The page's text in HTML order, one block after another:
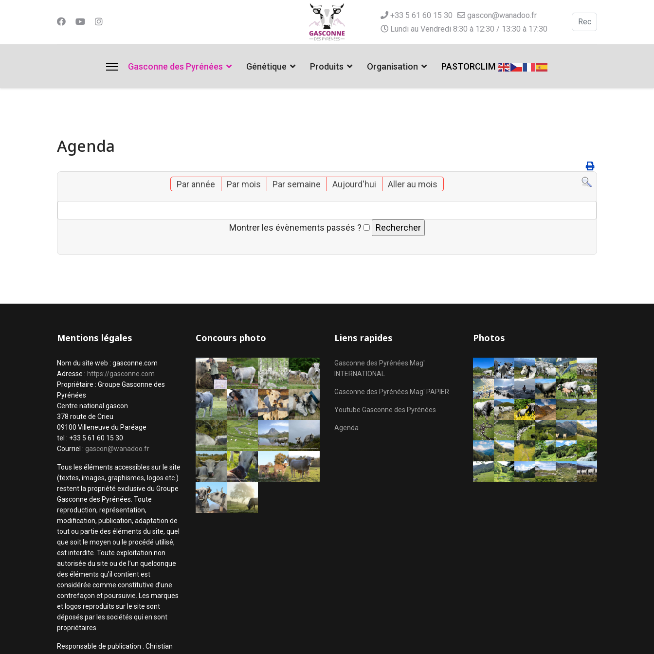
+33 5 61 60 15 30
gascon@wanadoo.fr
Lundi au Vendredi 8:30 à 12:30 / 13:30 à 17:30
Valider
Gasconne des Pyrénées Génétique Produits Organisation PASTORCLIM
Agenda
Par année Par mois Par semaine Aujourd'hui Aller au mois
Montrer les évènements passés ?
Mentions légales
Nom du site web : gasconne.com
Adresse : https://gasconne.com
Propriétaire : Groupe Gasconne des
Pyrénées
Centre national gascon
378 route de Crieu
09100 Villeneuve du Paréage
tel : +33 5 61 60 15 30
Courriel : gascon@wanadoo.fr
Tous les éléments accessibles sur le site
(textes, images, graphismes, logos etc.)
restent la propriété exclusive du Groupe
Gasconne des Pyrénées. Toute
reproduction, représentation,
modification, publication, adaptation de
tout ou partie des éléments du site, quel
que soit le moyen ou le procédé utilisé,
est interdite. Toute exploitation non
autorisée du site ou de l’un quelconque
des éléments qu’il contient est
considérée comme constitutive d’une
contrefaçon et poursuivie. Les marques
et logos reproduits sur le site sont
déposés par les sociétés qui en sont
propriétaires.
Responsable de publication : Christian
Concours photo Liens rapides
Gasconne des Pyrénées Mag'
INTERNATIONAL
Gasconne des Pyrénées Mag' PAPIER
Youtube Gasconne des Pyrénées
Agenda
Photos